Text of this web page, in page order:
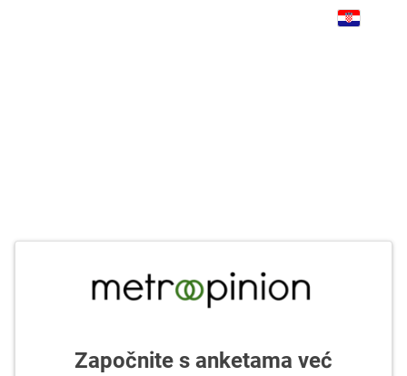
Započnite s anketama već